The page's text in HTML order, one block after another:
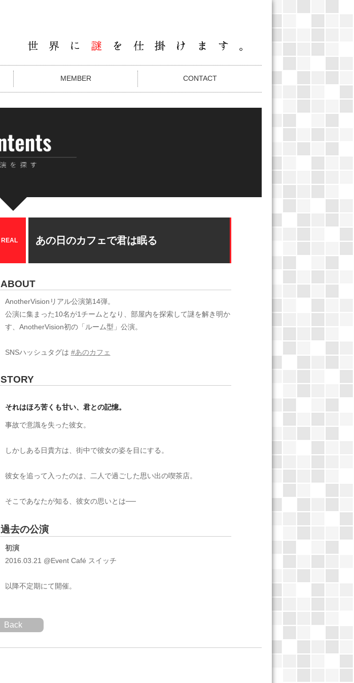
MEMBER CONTACT
REAL あの日のカフェで君は眠る
ABOUT
AnotherVisionリアル公演第14弾。
公演に集まった10名が1チームとなり、部屋内を探索して謎を解き明か
す、AnotherVision初の「ルーム型」公演。
SNSハッシュタグは #あのカフェ
STORY
それはほろ苦くも甘い、君との記憶。
事故で意識を失った彼女。
しかしある日貴方は、街中で彼女の姿を目にする。
彼女を追って入ったのは、二人で過ごした思い出の喫茶店。
そこであなたが知る、彼女の思いとは──
過去の公演
初演
2016.03.21 @Event Café スイッチ
以降不定期にて開催。
Back